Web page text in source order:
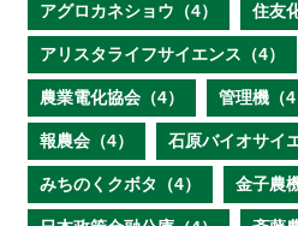
アグロカネショウ（4） 住友
アリスタライフサイエンス（4）
農業電化協会（4） 管理機（4
報農会（4） 石原バイオサイ
みちのくクボタ（4） 金子農